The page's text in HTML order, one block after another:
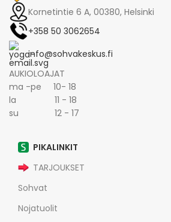
Kornetintie 6 A, 00380, Helsinki
+358 50 3062654
info@sohvakeskus.fi
AUKIOLOAJAT
ma -pe 10- 18
la 11 - 18
su 12 - 17
PIKALINKIT
TARJOUKSET
Sohvat
Nojatuolit